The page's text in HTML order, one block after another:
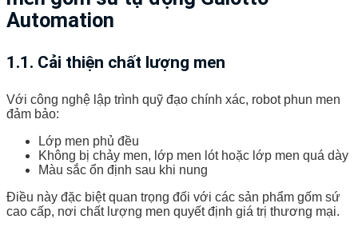
Automation
1.1. Cải thiện chất lượng men
Với công nghệ lập trình quỹ đạo chính xác, robot phun men
đảm bảo:
Lớp men phủ đều
Không bị chảy men, lớp men lót hoặc lớp men quá dày
Màu sắc ổn định sau khi nung
Điều này đặc biệt quan trọng đối với các sản phẩm gốm sứ
cao cấp, nơi chất lượng men quyết định giá trị thương mại.